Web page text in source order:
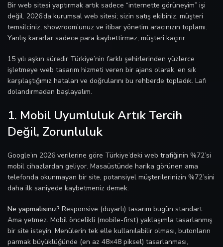
Bir web sitesi yaptırmak artık sadece “internette görüneyim” işi
değil. 2026’da kurumsal web sitesi; sizin satış ekibiniz, müşteri
temsilciniz, showroom’unuz ve itibar yönetim aracınızın toplamı.
Yanlış kararlar sadece para kaybettirmez, müşteri kaçırır.
15 yılı aşkın süredir Türkiye’nin farklı şehirlerinden yüzlerce
işletmeye web tasarım hizmeti veren bir ajans olarak, en sık
karşılaştığımız hataları ve doğrularını bu rehberde topladık. Lafı
dolandırmadan başlayalım.
1. Mobil Uyumluluk Artık Tercih
Değil, Zorunluluk
Google’ın 2026 verilerine göre Türkiye’deki web trafiğinin %72’si
mobil cihazlardan geliyor. Masaüstünde harika görünen ama
telefonda okunmayan bir site, potansiyel müşterilerinizin %72’sini
daha ilk saniyede kaybetmeniz demek.
Ne yapmalısınız? Responsive (duyarlı) tasarım bugün standart.
Ama yetmez. Mobil öncelikli (mobile-first) yaklaşımla tasarlanmış
bir site isteyin. Menülerin tek elle kullanılabilir olması, butonların
parmak büyüklüğünde (en az 48×48 piksel) tasarlanması,